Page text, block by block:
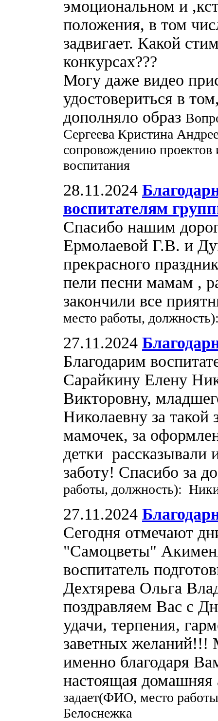
эмоциональном и
положения, в том
задвигает. Какой
конкурсах???
Могу даже видео
удостовериться в
дополняло образ
Сергеева Кристина
сопровождению проектов
воспитания
28.11.2024
воспитателям
Спасибо нашим
Ермолаевой Г.В. и
прекрасного
пели песни мамам ,
закончили все
место работы,
27.11.2024
Благодарим
Сарайкину Елену
Викторовну,
Николаевну за
мамочек, за
детки
заботу! Спасибо за
работы, должность):
27.11.2024
Сегодня отмечают
"Самоцветы"
воспитатель
Дехтярева Ольга
поздравляем Вас с
удачи, терпения,
заветных желаний!!!
именно благодаря
настоящая
задает(ФИО, место
Белоснежка